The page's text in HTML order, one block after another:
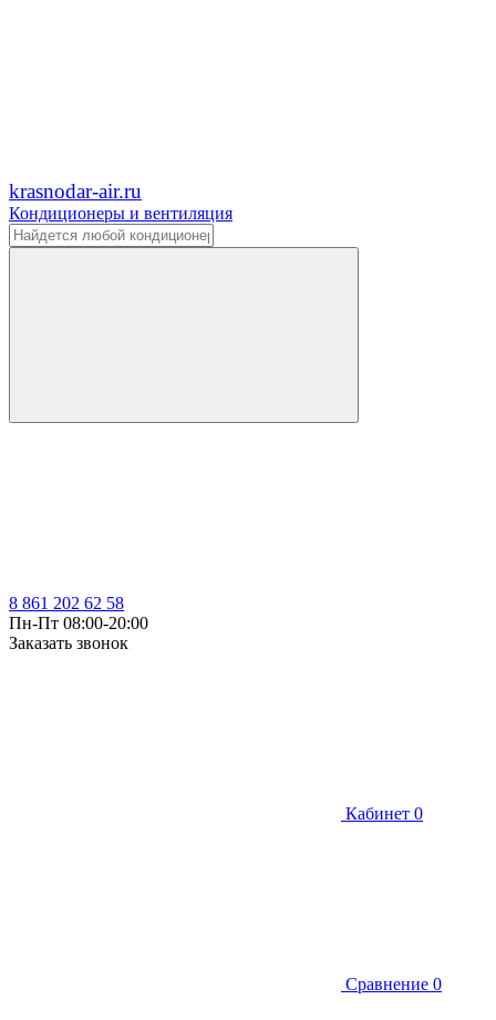
krasnodar-air.ru
Кондиционеры и вентиляция
8 861 202 62 58
Пн-Пт 08:00-20:00
Заказать звонок
Кабинет 0
Сравнение 0